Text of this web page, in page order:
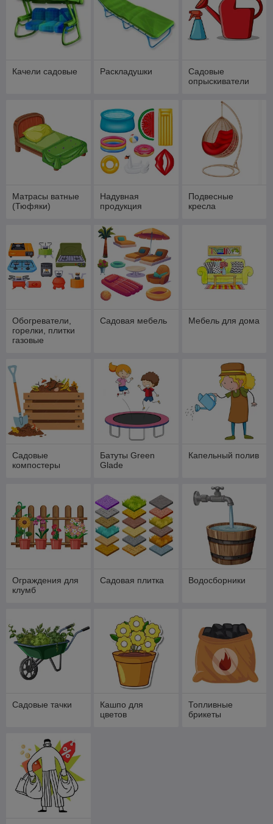
Качели садовые Раскладушки
Садовые
опрыскиватели
Матрасы ватные
(Тюфяки)
Надувная
продукция
Подвесные
кресла
Обогреватели,
горелки, плитки
газовые
Садовая мебель Мебель для дома
Садовые
компостеры
Батуты Green
Glade
Капельный полив
Ограждения для
клумб
Садовая плитка Водосборники
Садовые тачки
Кашпо для
цветов
Топливные
брикеты